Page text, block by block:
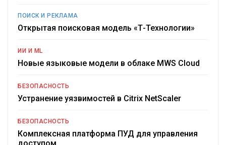
ПОИСК И РЕКЛАМА
Открытая поисковая модель «Т-Технологии»
ИИ И ML
Новые языковые модели в облаке MWS Cloud
БЕЗОПАСНОСТЬ
Устранение уязвимостей в Citrix NetScaler
БЕЗОПАСНОСТЬ
Комплексная платформа ПУД для управления
доступом